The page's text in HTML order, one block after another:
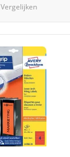
Vergelijken